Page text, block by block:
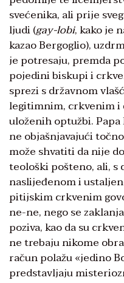
svećenika, ali prije
ljudi (gay-lobi, kako je
kazao Bergoglio),
je potresaju, premda
pojedini biskupi i
sprezi s državnom
legitimnim, crkvenim
uloženih optužbi.
ne objašnjavajući
može shvatiti da nije
teološki pošteno, ali, s
naslijeđenom i
pitijskim crkvenim
ne-ne, nego se
poziva, kao da su
ne trebaju nikome
račun polažu «jedino
predstavljaju